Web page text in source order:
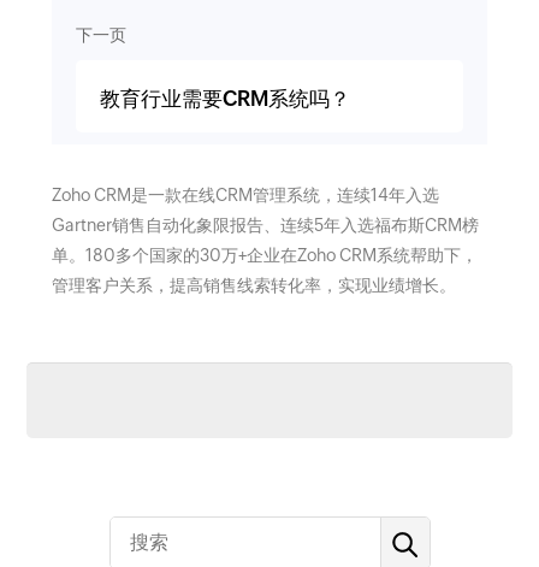
下一页
教育行业需要CRM系统吗？
Zoho CRM是一款在线CRM管理系统，连续14年入选
Gartner销售自动化象限报告、连续5年入选福布斯CRM榜
单。180多个国家的30万+企业在Zoho CRM系统帮助下，
管理客户关系，提高销售线索转化率，实现业绩增长。